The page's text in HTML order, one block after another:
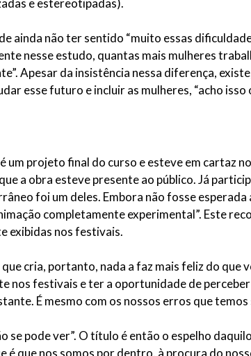
e estereotipadas).
ainda não ter sentido “muito essas
nesse estudo, quantas mais mulheres
Apesar da insistência nessa diferença,
esse futuro e incluir as mulheres, “acho isso
um projeto final do curso e esteve em cartaz
a obra esteve presente ao público. Já
foi um deles. Embora não fosse esperada
completamente experimental”. Este
exibidas nos festivais.
cria, portanto, nada a faz mais feliz do que
festivais e ter a oportunidade de perceber
É mesmo com os nossos erros que
se pode ver”. O título é então o espelho
é que nos somos por dentro, à procura do